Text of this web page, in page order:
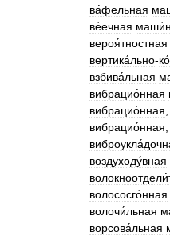
ва́фельная
ве́ечная
вероя́тностная
вертика́льно-
взбива́льная
вибрацио́нная
вибрацио́нная
вибрацио́нная
воздуходу́вная
волососго́нная
волочи́льная
ворсова́льная